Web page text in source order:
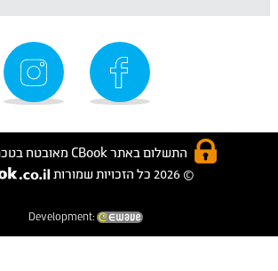
התשלום באתר CBook מאובטח בטכנולוגית SSL
© 2026 כל הזכויות שמורות
Development: